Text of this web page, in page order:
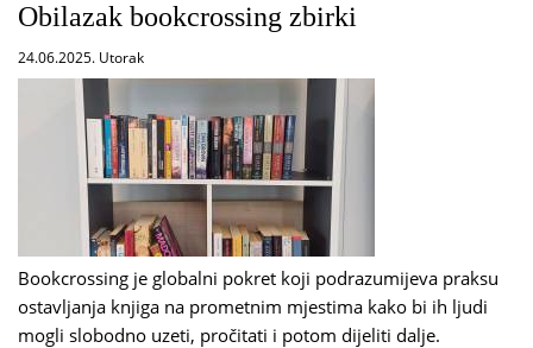
Obilazak bookcrossing zbirki
24.06.2025. Utorak
Bookcrossing je globalni pokret koji podrazumijeva praksu
ostavljanja knjiga na prometnim mjestima kako bi ih ljudi
mogli slobodno uzeti, pročitati i potom dijeliti dalje.